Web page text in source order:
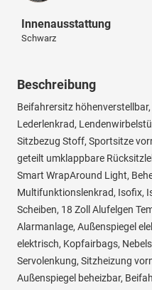
Innenausstattung
Schwarz
Beschreibung
Beifahrersitz
Lederlenkrad,
Sitzbezug Stoff, Sportsitze
geteilt umklappbare
Smart WrapAround Light,
Multifunktionslenkrad, Isofix,
Scheiben, 18 Zoll Alufelgen
Alarmanlage, Außenspiegel
elektrisch, Kopfairbags,
Servolenkung, Sitzheizung
Außenspiegel beheizbar,